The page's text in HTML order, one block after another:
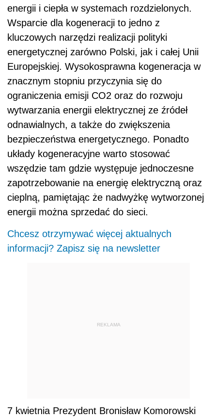
energii i ciepła w systemach rozdzielonych.
Wsparcie dla kogeneracji to jedno z
kluczowych narzędzi realizacji polityki
energetycznej zarówno Polski, jak i całej Unii
Europejskiej. Wysokosprawna kogeneracja w
znacznym stopniu przyczynia się do
ograniczenia emisji CO2 oraz do rozwoju
wytwarzania energii elektrycznej ze źródeł
odnawialnych, a także do zwiększenia
bezpieczeństwa energetycznego. Ponadto
układy kogeneracyjne warto stosować
wszędzie tam gdzie występuje jednoczesne
zapotrzebowanie na energię elektryczną oraz
cieplną, pamiętając że nadwyżkę wytworzonej
energii można sprzedać do sieci.
Chcesz otrzymywać więcej aktualnych
informacji? Zapisz się na newsletter
REKLAMA
7 kwietnia Prezydent Bronisław Komorowski